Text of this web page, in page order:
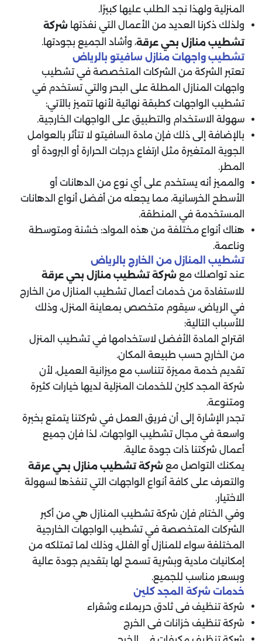
المنزلية ولهذا نجد الطلب عليها كبيرًا.
ولذلك ذكرنا العديد من الأعمال التي نفذتها شركة
تشطيب منازل بحي عرقة، وأشاد الجميع بجودتها.
تشطيب واجهات منازل سافيتو بالرياض
تعتبر الشركة من الشركات المتخصصة في تشطيب
واجهات المنازل المطلة على البحر والتي تستخدم في
تشطيب الواجهات كطبقة نهائية لأنها تتميز بالآتي:
سهولة الاستخدام والتطبيق على الواجهات الخارجية.
بالإضافة إلى ذلك فإن مادة السافيتو لا تتأثر بالعوامل
الجوية المتغيرة مثل ارتفاع درجات الحرارة أو البرودة أو
المطر.
والمميز أنه يستخدم على أي نوع من الدهانات أو
الأسطح الخرسانية، مما يجعله من أفضل أنواع الدهانات
المستخدمة في المنطقة.
هناك أنواع مختلفة من هذه المواد: خشنة ومتوسطة
وناعمة.
تشطيب المنازل من الخارج بالرياض
عند تواصلك مع شركة تشطيب منازل بحي عرقة
للاستفادة من خدمات أعمال تشطيب المنازل من الخارج
في الرياض، سيقوم متخصص بمعاينة المنزل، وذلك
للأسباب التالية:
اقتراح المادة الأفضل لاستخدامها في تشطيب المنزل
من الخارج حسب طبيعة المكان.
تقديم خدمة مميزة تتناسب مع ميزانية العميل، لأن
شركة المجد كلين للخدمات المنزلية لديها خيارات كثيرة
ومتنوعة.
تجدر الإشارة إلى أن فريق العمل في شركتنا يتمتع بخبرة
واسعة في مجال تشطيب الواجهات، لذا فإن جميع
أعمال شركتنا ذات جودة عالية.
يمكنك التواصل مع شركة تشطيب منازل بحي عرقة
والتعرف على كافة أنواع الواجهات التي تنفذها لسهولة
الاختيار.
وفي الختام فإن شركة تشطيب المنازل هي من أكبر
الشركات المتخصصة في تشطيب الواجهات الخارجية
المختلفة سواء للمنازل أو الفلل، وذلك لما تمتلكه من
إمكانيات مادية وبشرية تسمح لها بتقديم جودة عالية
وبسعر مناسب للجميع.
خدمات شركة المجد كلين
شركة تنظيف فى ثادق حريملاء وشقراء
شركة تنظيف خزانات فى الخرج